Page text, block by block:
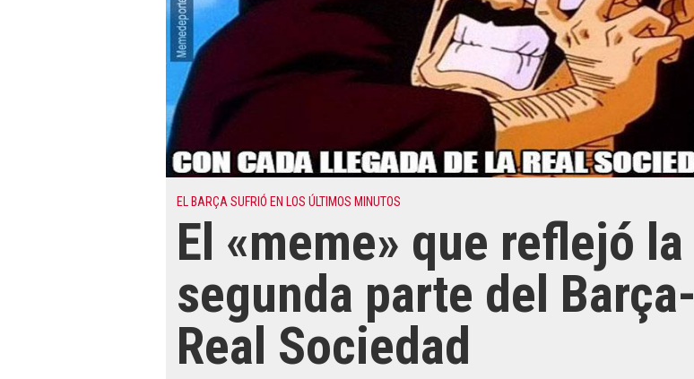
EL BARÇA SUFRIÓ EN LOS ÚLTIMOS MINUTOS
El «meme» que reflejó la
segunda parte del Barça-
Real Sociedad